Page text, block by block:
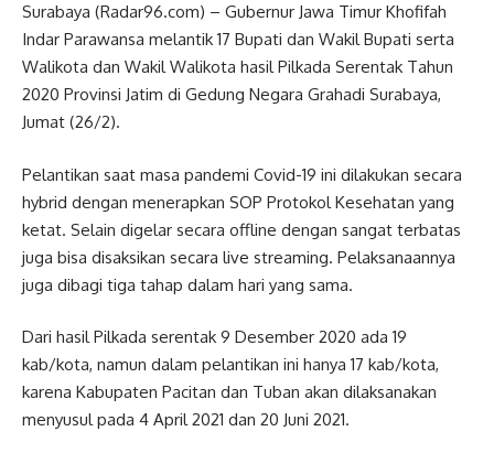
Surabaya (Radar96.com) – Gubernur Jawa Timur Khofifah
Indar Parawansa melantik 17 Bupati dan Wakil Bupati serta
Walikota dan Wakil Walikota hasil Pilkada Serentak Tahun
2020 Provinsi Jatim di Gedung Negara Grahadi Surabaya,
Jumat (26/2).
Pelantikan saat masa pandemi Covid-19 ini dilakukan secara
hybrid dengan menerapkan SOP Protokol Kesehatan yang
ketat. Selain digelar secara offline dengan sangat terbatas
juga bisa disaksikan secara live streaming. Pelaksanaannya
juga dibagi tiga tahap dalam hari yang sama.
Dari hasil Pilkada serentak 9 Desember 2020 ada 19
kab/kota, namun dalam pelantikan ini hanya 17 kab/kota,
karena Kabupaten Pacitan dan Tuban akan dilaksanakan
menyusul pada 4 April 2021 dan 20 Juni 2021.